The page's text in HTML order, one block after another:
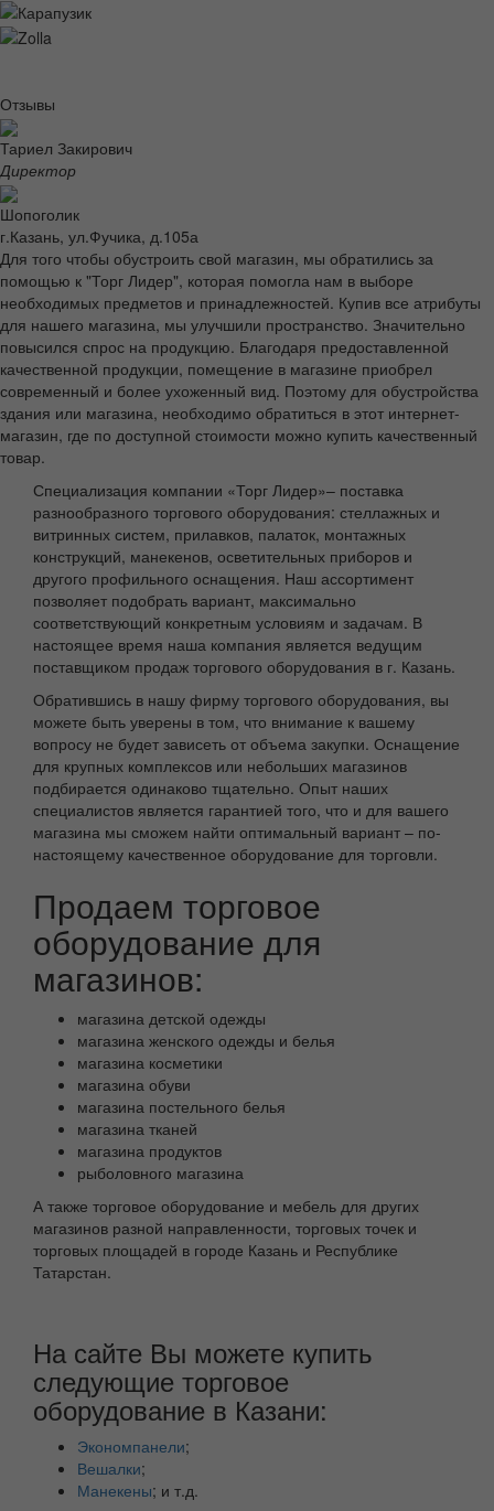
Отзывы
Тариел Закирович
Директор
Шопоголик
г.Казань, ул.Фучика, д.105а
Для того чтобы обустроить свой магазин, мы обратились за
помощью к "Торг Лидер", которая помогла нам в выборе
необходимых предметов и принадлежностей. Купив все атрибуты
для нашего магазина, мы улучшили пространство. Значительно
повысился спрос на продукцию. Благодаря предоставленной
качественной продукции, помещение в магазине приобрел
современный и более ухоженный вид. Поэтому для обустройства
здания или магазина, необходимо обратиться в этот интернет-
магазин, где по доступной стоимости можно купить качественный
товар.
Специализация компании «Торг Лидер»– поставка
разнообразного торгового оборудования: стеллажных и
витринных систем, прилавков, палаток, монтажных
конструкций, манекенов, осветительных приборов и
другого профильного оснащения. Наш ассортимент
позволяет подобрать вариант, максимально
соответствующий конкретным условиям и задачам. В
настоящее время наша компания является ведущим
поставщиком продаж торгового оборудования в г. Казань.
Обратившись в нашу фирму торгового оборудования, вы
можете быть уверены в том, что внимание к вашему
вопросу не будет зависеть от объема закупки. Оснащение
для крупных комплексов или небольших магазинов
подбирается одинаково тщательно. Опыт наших
специалистов является гарантией того, что и для вашего
магазина мы сможем найти оптимальный вариант – по-
настоящему качественное оборудование для торговли.
Продаем торговое
оборудование для
магазинов:
магазина детской одежды
магазина женского одежды и белья
магазина косметики
магазина обуви
магазина постельного белья
магазина тканей
магазина продуктов
рыболовного магазина
А также торговое оборудование и мебель для других
магазинов разной направленности, торговых точек и
торговых площадей в городе Казань и Республике
Татарстан.
На сайте Вы можете купить
следующие торговое
оборудование в Казани:
Экономпанели;
Вешалки;
Манекены; и т.д.